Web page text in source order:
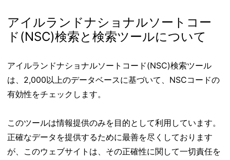
アイルランドナショナルソートコー
ド(NSC)検索と検索ツールについて
アイルランドナショナルソートコード(NSC)検索ツール
は、2,000以上のデータベースに基づいて、NSCコードの
有効性をチェックします。
このツールは情報提供のみを目的として利用しています。
正確なデータを提供するために最善を尽くしております
が、このウェブサイトは、その正確性に関して一切責任を